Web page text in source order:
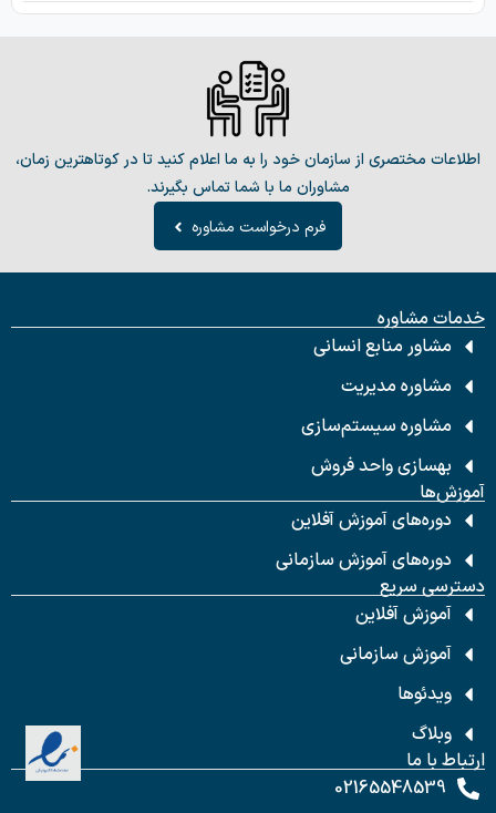
اطلاعات مختصری از سازمان خود را به ما اعلام کنید تا در کوتاهترین زمان،
مشاوران ما با شما تماس بگیرند.
فرم درخواست مشاوره
خدمات مشاوره
مشاور منابع انسانی
مشاوره مدیریت
مشاوره سیستم‌سازی
بهسازی واحد فروش
آموزش‌ها
دوره‌های آموزش آفلاین
دوره‌های آموزش سازمانی
دسترسی سریع
آموزش آفلاین
آموزش سازمانی
ویدئوها
وبلاگ
ارتباط با ما
02165548539